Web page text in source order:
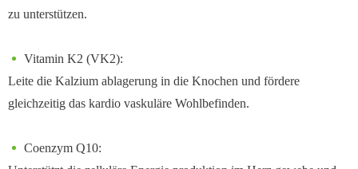
zu unterstützen.
Vitamin K2 (VK2):
Leite die Kalzium ablagerung in die Knochen und fördere
gleichzeitig das kardio vaskuläre Wohlbefinden.
Coenzym Q10: